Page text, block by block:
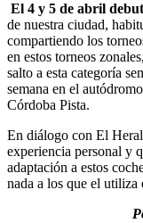
El 4 y 5 de abril
de nuestra ciudad,
compartiendo los
en estos torneos
salto a esta categoría
semana en el
Córdoba Pista.
En diálogo con El
experiencia personal y
adaptación a estos
nada a los que el utiliza